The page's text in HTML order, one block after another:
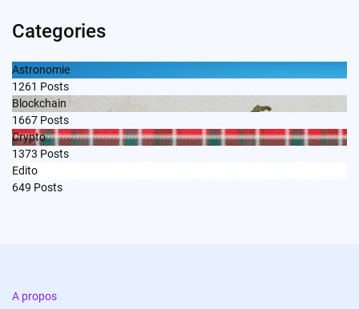
Categories
Astronomie
1261 Posts
Blockchain
1667 Posts
Crypto
1373 Posts
Edito
649 Posts
A propos